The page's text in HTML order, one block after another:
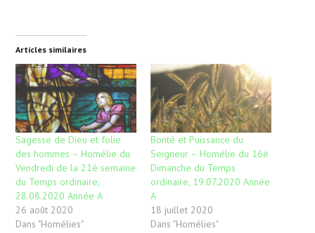
Articles similaires
Sagesse de Dieu et folie
des hommes – Homélie du
Vendredi de la 21è semaine
du Temps ordinaire,
28.08.2020 Année A
26 août 2020
Dans "Homélies"
Bonté et Puissance du
Seigneur – Homélie du 16è
Dimanche du Temps
ordinaire, 19.07.2020 Année
A
18 juillet 2020
Dans "Homélies"